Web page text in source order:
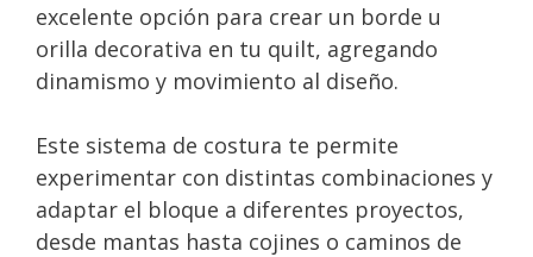
excelente opción para crear un borde u
orilla decorativa en tu quilt, agregando
dinamismo y movimiento al diseño.
Este sistema de costura te permite
experimentar con distintas combinaciones y
adaptar el bloque a diferentes proyectos,
desde mantas hasta cojines o caminos de